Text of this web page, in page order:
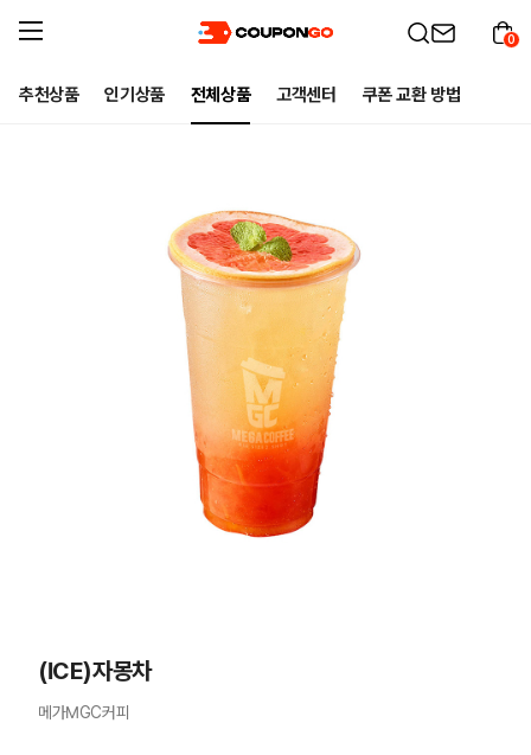
추천상품 인기상품 전체상품 고객센터 쿠폰 교환 방법
0
(ICE)자몽차
메가MGC커피